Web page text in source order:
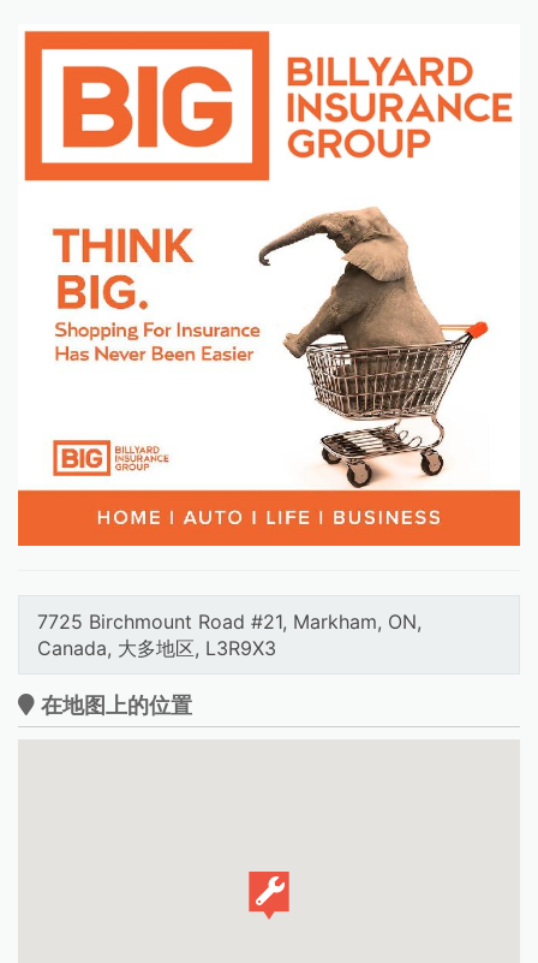
7725 Birchmount Road #21, Markham, ON,
Canada, 大多地区, L3R9X3
在地图上的位置